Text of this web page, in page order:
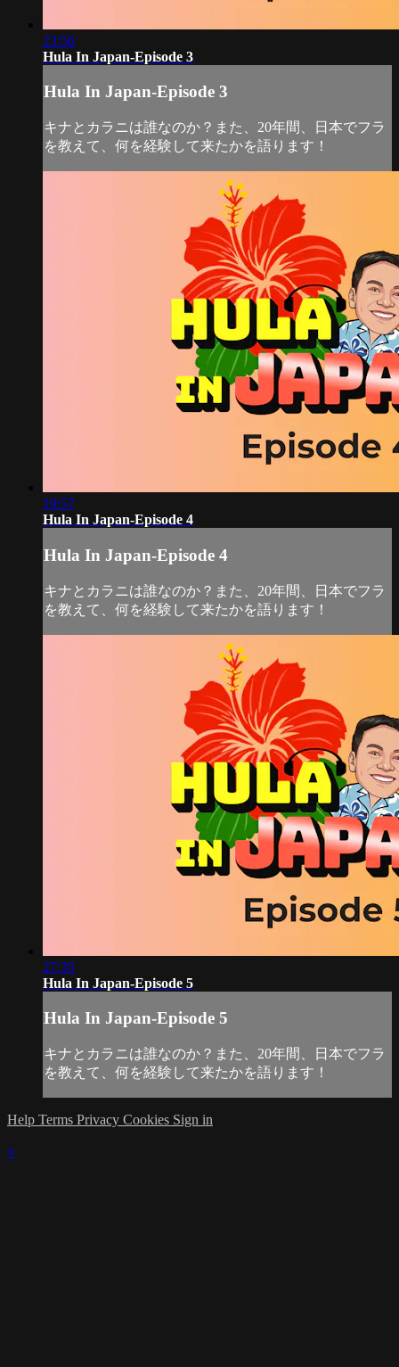
23:56
Hula In Japan-Episode 3
Hula In Japan-Episode 3
キナとカラニは誰なのか？また、20年間、日本でフラ
を教えて、何を経験して来たかを語ります！
19:57
Hula In Japan-Episode 4
Hula In Japan-Episode 4
キナとカラニは誰なのか？また、20年間、日本でフラ
を教えて、何を経験して来たかを語ります！
27:35
Hula In Japan-Episode 5
Hula In Japan-Episode 5
キナとカラニは誰なのか？また、20年間、日本でフラ
を教えて、何を経験して来たかを語ります！
Help Terms Privacy Cookies Sign in
×